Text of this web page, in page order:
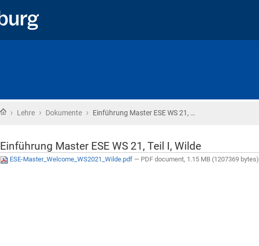
Startseite
› Lehre › Dokumente › Einführung Master ESE WS 21, …
Einführung Master ESE WS 21, Teil I, Wilde
ESE-Master_Welcome_WS2021_Wilde.pdf — PDF document, 1.15 MB (1207369 bytes)